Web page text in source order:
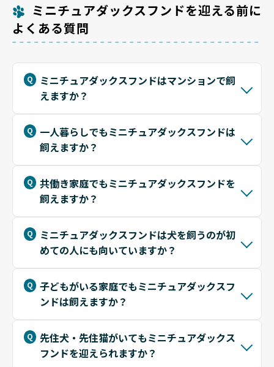
ミニチュアダックスフンドを迎える前に
よくある質問
ミニチュアダックスフンドはマンションで飼
えますか？
一人暮らしでもミニチュアダックスフンドは
飼えますか？
共働き家庭でもミニチュアダックスフンドを
飼えますか？
ミニチュアダックスフンドは犬を飼うのが初
めての人にも向いていますか？
子どもがいる家庭でもミニチュアダックスフ
ンドは飼えますか？
先住犬・先住猫がいてもミニチュアダックス
フンドを迎えられますか？